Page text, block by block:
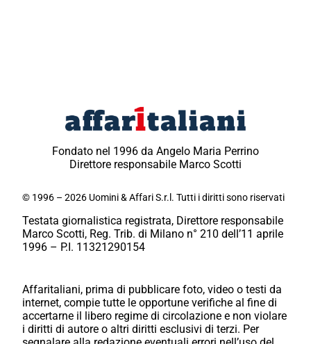
Fondato nel 1996 da Angelo Maria Perrino
Direttore responsabile Marco Scotti
© 1996 – 2026 Uomini & Affari S.r.l. Tutti i diritti sono riservati
Testata giornalistica registrata, Direttore responsabile
Marco Scotti, Reg. Trib. di Milano n° 210 dell’11 aprile
1996 – P.I. 11321290154
Affaritaliani, prima di pubblicare foto, video o testi da
internet, compie tutte le opportune verifiche al fine di
accertarne il libero regime di circolazione e non violare
i diritti di autore o altri diritti esclusivi di terzi. Per